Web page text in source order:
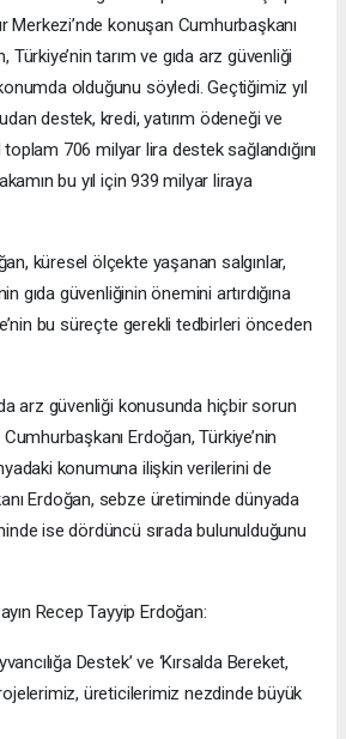
Merkezi’nde konuşan Cumhurbaşkanı
Türkiye’nin tarım ve gıda arz güvenliği
olduğunu söyledi. Geçtiğimiz yıl
destek, kredi, yatırım ödeneği ve
706 milyar lira destek sağlandığını
bu yıl için 939 milyar liraya
küresel ölçekte yaşanan salgınlar,
gıda güvenliğinin önemini artırdığına
bu süreçte gerekli tedbirleri önceden
arz güvenliği konusunda hiçbir sorun
Erdoğan, Türkiye’nin
konumuna ilişkin verilerini de
Erdoğan, sebze üretiminde dünyada
ise dördüncü sırada bulunulduğunu
Recep Tayyip Erdoğan:
Destek’ ve ‘Kırsalda Bereket,
üreticilerimiz nezdinde büyük